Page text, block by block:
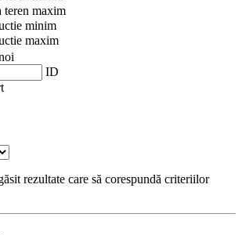
teren maxim
minim
maxim
ID
rezultate care să corespundă criteriilor